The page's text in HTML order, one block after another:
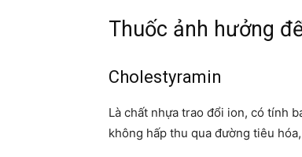
Thuốc ảnh hưởng
Cholestyramin
Là chất nhựa trao đổi ion, có tính
không hấp thu qua đường tiêu